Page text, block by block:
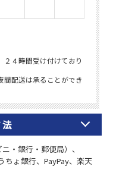
・銀行・郵便局）、
ちょ銀行、PayPay、楽天